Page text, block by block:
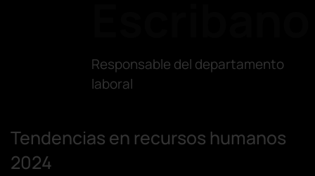
Responsable del departamento
laboral
Tendencias en recursos humanos
2024